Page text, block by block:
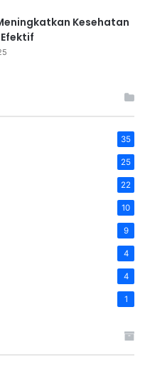
Kesehatan
35
25
22
10
9
4
4
1